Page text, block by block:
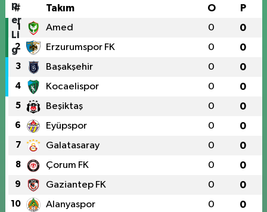
# Takım O P
1 Amed 0 0
2 Erzurumspor FK 0 0
3 Başakşehir 0 0
4 Kocaelispor 0 0
5 Beşiktaş 0 0
6 Eyüpspor 0 0
7 Galatasaray 0 0
8 Çorum FK 0 0
9 Gaziantep FK 0 0
10 Alanyaspor 0 0